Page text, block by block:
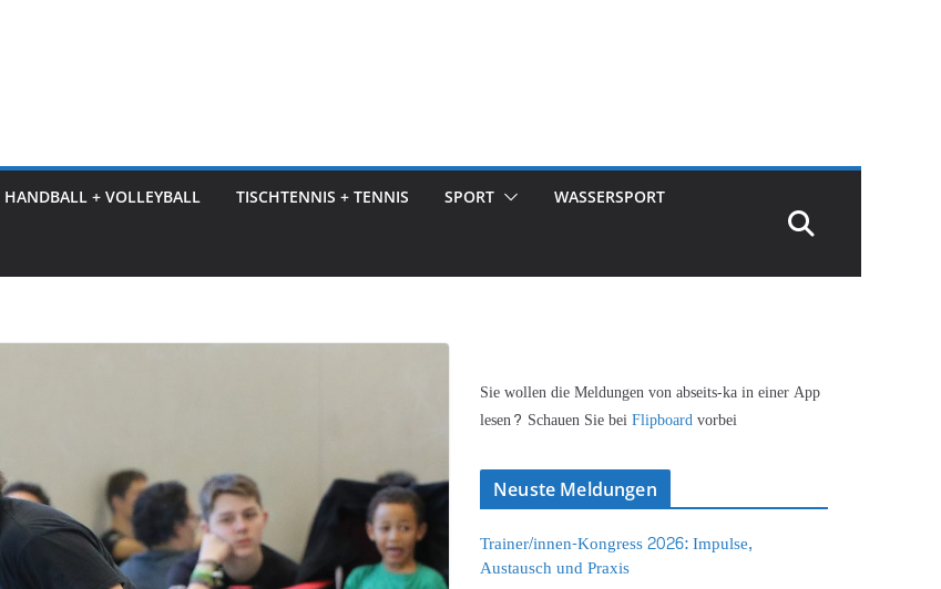
HANDBALL + VOLLEYBALL TISCHTENNIS + TENNIS SPORT WASSERSPORT
Sie wollen die Meldungen von abseits-ka in einer App
lesen? Schauen Sie beiFlipboardvorbei
Neuste Meldungen
Trainer/innen-Kongress 2026: Impulse,
Austausch und Praxis